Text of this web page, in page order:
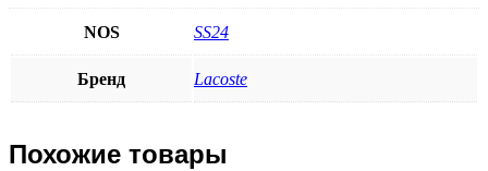
NOS SS24
Бренд Lacoste
Похожие товары